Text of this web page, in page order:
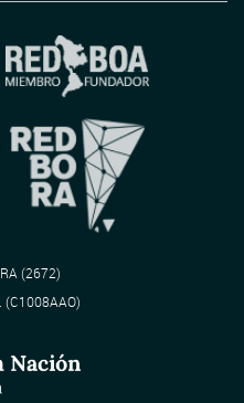
(2672)
(C1008AAO)